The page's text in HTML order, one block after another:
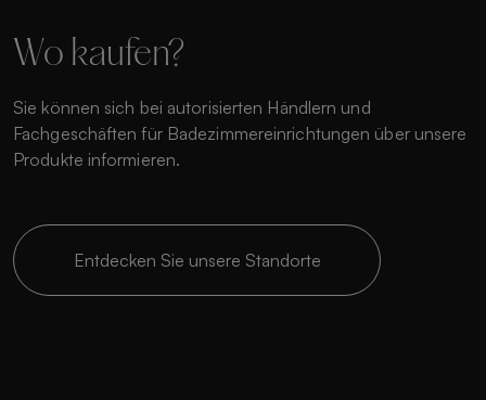
Wo kaufen?
Sie können sich bei autorisierten Händlern und
Fachgeschäften für Badezimmereinrichtungen über unsere
Produkte informieren.
Entdecken Sie unsere Standorte